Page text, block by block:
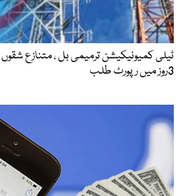
ٹیلی کمیونیکیشن ترمیمی بل ، متنازع شقوں
3روز میں رپورٹ طلب